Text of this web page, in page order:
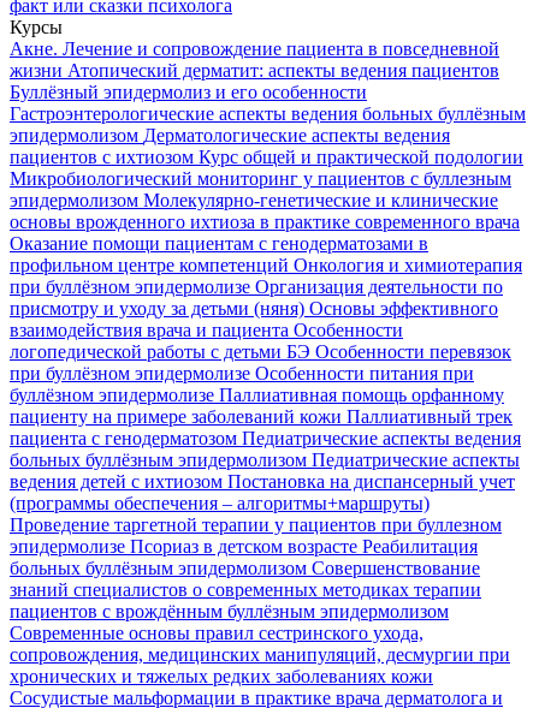
факт или сказки психолога
Курсы
Акне. Лечение и сопровождение пациента в повседневной
жизни Атопический дерматит: аспекты ведения пациентов
Буллёзный эпидермолиз и его особенности
Гастроэнтерологические аспекты ведения больных буллёзным
эпидермолизом Дерматологические аспекты ведения
пациентов с ихтиозом Курс общей и практической подологии
Микробиологический мониторинг у пациентов с буллезным
эпидермолизом Молекулярно-генетические и клинические
основы врожденного ихтиоза в практике современного врача
Оказание помощи пациентам с генодерматозами в
профильном центре компетенций Онкология и химиотерапия
при буллёзном эпидермолизе Организация деятельности по
присмотру и уходу за детьми (няня) Основы эффективного
взаимодействия врача и пациента Особенности
логопедической работы с детьми БЭ Особенности перевязок
при буллёзном эпидермолизе Особенности питания при
буллёзном эпидермолизе Паллиативная помощь орфанному
пациенту на примере заболеваний кожи Паллиативный трек
пациента с генодерматозом Педиатрические аспекты ведения
больных буллёзным эпидермолизом Педиатрические аспекты
ведения детей с ихтиозом Постановка на диспансерный учет
(программы обеспечения – алгоритмы+маршруты)
Проведение таргетной терапии у пациентов при буллезном
эпидермолизе Псориаз в детском возрасте Реабилитация
больных буллёзным эпидермолизом Совершенствование
знаний специалистов о современных методиках терапии
пациентов с врождённым буллёзным эпидермолизом
Современные основы правил сестринского ухода,
сопровождения, медицинских манипуляций, десмургии при
хронических и тяжелых редких заболеваниях кожи
Сосудистые мальформации в практике врача дерматолога и